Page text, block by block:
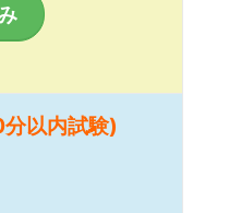
以内試験)